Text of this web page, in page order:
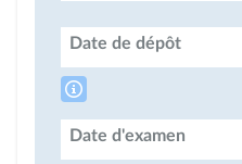
Date de dépôt
Date d'examen